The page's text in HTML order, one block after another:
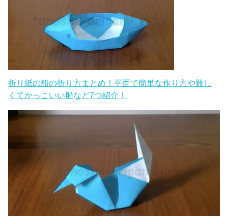
折り紙の船の折り方まとめ！平面で簡単な作り方や難し
くてかっこいい船など7つ紹介！